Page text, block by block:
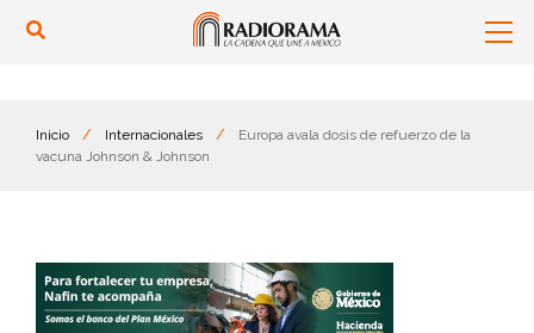
Inicio / Internacionales /
Europa avala dosis de refuerzo de la
vacuna Johnson & Johnson